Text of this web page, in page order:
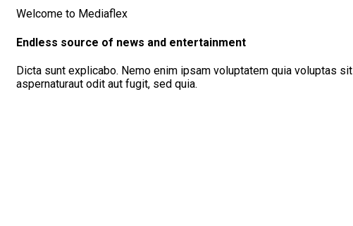
Welcome to Mediaflex
Endless source of news and entertainment
Dicta sunt explicabo. Nemo enim ipsam voluptatem quia voluptas sit
aspernaturaut odit aut fugit, sed quia.